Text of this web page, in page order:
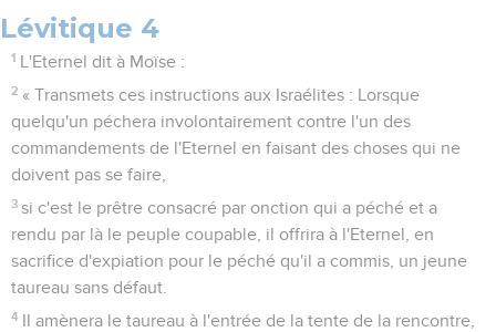
Lévitique 4
1 L'Eternel dit à Moïse :
2 « Transmets ces instructions aux Israélites : Lorsque
quelqu'un péchera involontairement contre l'un des
commandements de l'Eternel en faisant des choses qui ne
doivent pas se faire,
3 si c'est le prêtre consacré par onction qui a péché et a
rendu par là le peuple coupable, il offrira à l'Eternel, en
sacrifice d'expiation pour le péché qu'il a commis, un jeune
taureau sans défaut.
4
Il amènera le taureau à l'entrée de la tente de la rencontre,